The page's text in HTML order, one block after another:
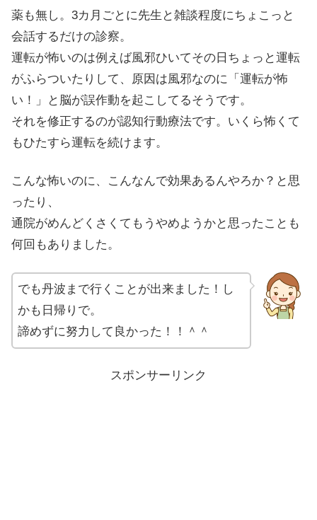
薬も無し。3カ月ごとに先生と雑談程度にちょこっと
会話するだけの診察。
運転が怖いのは例えば風邪ひいてその日ちょっと運転
がふらついたりして、原因は風邪なのに「運転が怖
い！」と脳が誤作動を起こしてるそうです。
それを修正するのが認知行動療法です。いくら怖くて
もひたすら運転を続けます。
こんな怖いのに、こんなんで効果あるんやろか？と思
ったり、
通院がめんどくさくてもうやめようかと思ったことも
何回もありました。
でも丹波まで行くことが出来ました！し
かも日帰りで。
諦めずに努力して良かった！！＾＾
スポンサーリンク